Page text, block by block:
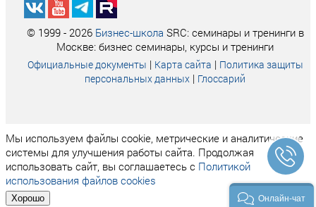
© 1999 - 2026 Бизнес-школа SRC: семинары и тренинги в
Москве: бизнес семинары, курсы и тренинги
Официальные документы | Карта сайта | Политика защиты
персональных данных | Глоссарий
Мы используем файлы cookie, метрические и аналитические
системы для улучшения работы сайта. Продолжая
использовать сайт, вы соглашаетесь с Политикой
использования файлов cookies
Хорошо Онлайн-чат